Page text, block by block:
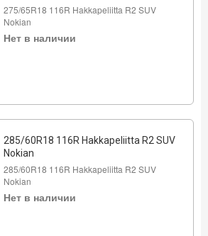
275/65R18 116R Hakkapeliitta R2 SUV
Nokian
Нет в наличии
285/60R18 116R Hakkapeliitta R2 SUV
Nokian
285/60R18 116R Hakkapeliitta R2 SUV
Nokian
Нет в наличии